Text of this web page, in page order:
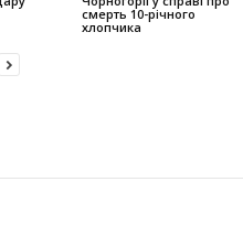
смерть 10-річного
хлопчика